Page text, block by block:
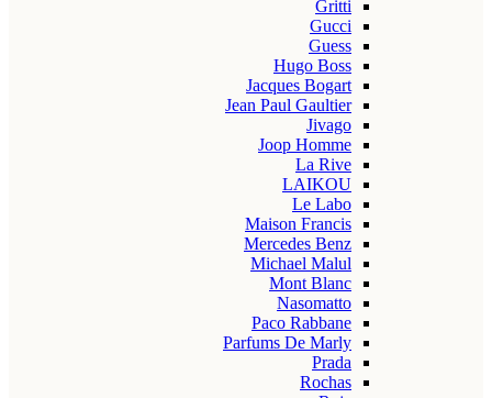
Gritti
Gucci
Guess
Hugo Boss
Jacques Bogart
Jean Paul Gaultier
Jivago
Joop Homme
La Rive
LAIKOU
Le Labo
Maison Francis
Mercedes Benz
Michael Malul
Mont Blanc
Nasomatto
Paco Rabbane
Parfums De Marly
Prada
Rochas